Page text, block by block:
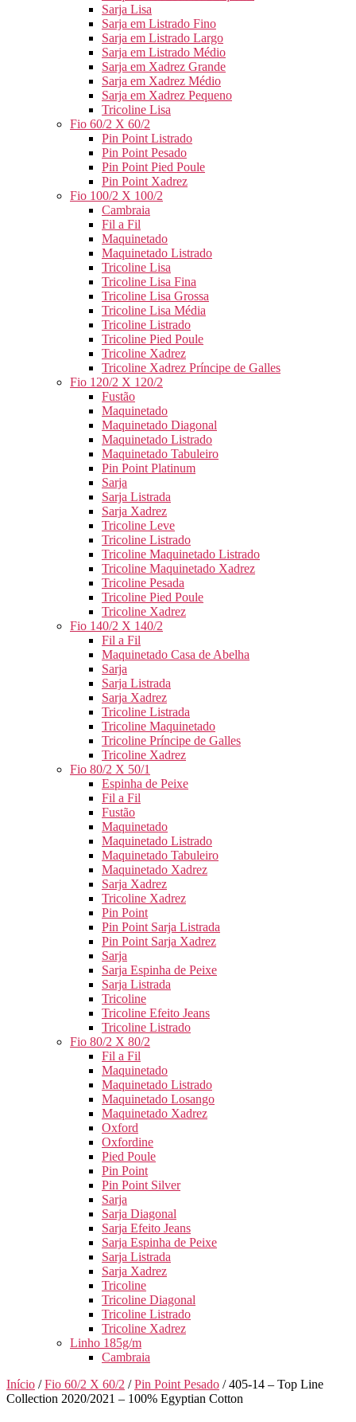
Sarja Lisa
Sarja em Listrado Fino
Sarja em Listrado Largo
Sarja em Listrado Médio
Sarja em Xadrez Grande
Sarja em Xadrez Médio
Sarja em Xadrez Pequeno
Tricoline Lisa
Fio 60/2 X 60/2
Pin Point Listrado
Pin Point Pesado
Pin Point Pied Poule
Pin Point Xadrez
Fio 100/2 X 100/2
Cambraia
Fil a Fil
Maquinetado
Maquinetado Listrado
Tricoline Lisa
Tricoline Lisa Fina
Tricoline Lisa Grossa
Tricoline Lisa Média
Tricoline Listrado
Tricoline Pied Poule
Tricoline Xadrez
Tricoline Xadrez Príncipe de Galles
Fio 120/2 X 120/2
Fustão
Maquinetado
Maquinetado Diagonal
Maquinetado Listrado
Maquinetado Tabuleiro
Pin Point Platinum
Sarja
Sarja Listrada
Sarja Xadrez
Tricoline Leve
Tricoline Listrado
Tricoline Maquinetado Listrado
Tricoline Maquinetado Xadrez
Tricoline Pesada
Tricoline Pied Poule
Tricoline Xadrez
Fio 140/2 X 140/2
Fil a Fil
Maquinetado Casa de Abelha
Sarja
Sarja Listrada
Sarja Xadrez
Tricoline Listrada
Tricoline Maquinetado
Tricoline Príncipe de Galles
Tricoline Xadrez
Fio 80/2 X 50/1
Espinha de Peixe
Fil a Fil
Fustão
Maquinetado
Maquinetado Listrado
Maquinetado Tabuleiro
Maquinetado Xadrez
Sarja Xadrez
Tricoline Xadrez
Pin Point
Pin Point Sarja Listrada
Pin Point Sarja Xadrez
Sarja
Sarja Espinha de Peixe
Sarja Listrada
Tricoline
Tricoline Efeito Jeans
Tricoline Listrado
Fio 80/2 X 80/2
Fil a Fil
Maquinetado
Maquinetado Listrado
Maquinetado Losango
Maquinetado Xadrez
Oxford
Oxfordine
Pied Poule
Pin Point
Pin Point Silver
Sarja
Sarja Diagonal
Sarja Efeito Jeans
Sarja Espinha de Peixe
Sarja Listrada
Sarja Xadrez
Tricoline
Tricoline Diagonal
Tricoline Listrado
Tricoline Xadrez
Linho 185g/m
Cambraia
Início /Fio 60/2 X 60/2 /Pin Point Pesado / 405-14 – Top Line
Collection 2020/2021 – 100% Egyptian Cotton